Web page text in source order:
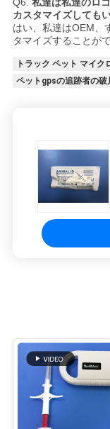
Q6. 私達は私達のロ
カスタマイズしてもい
はい、私達はOEM、
タマイズすることがで
トラック ペット マイク
ペットgpsの追跡者の破